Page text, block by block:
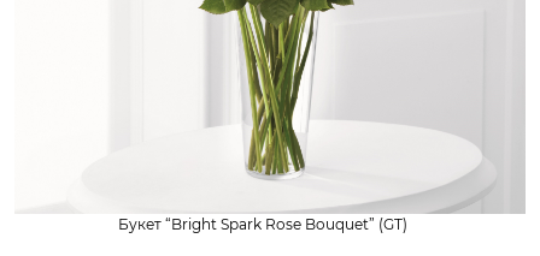
Букет “Bright Spark Rose Bouquet” (GT)